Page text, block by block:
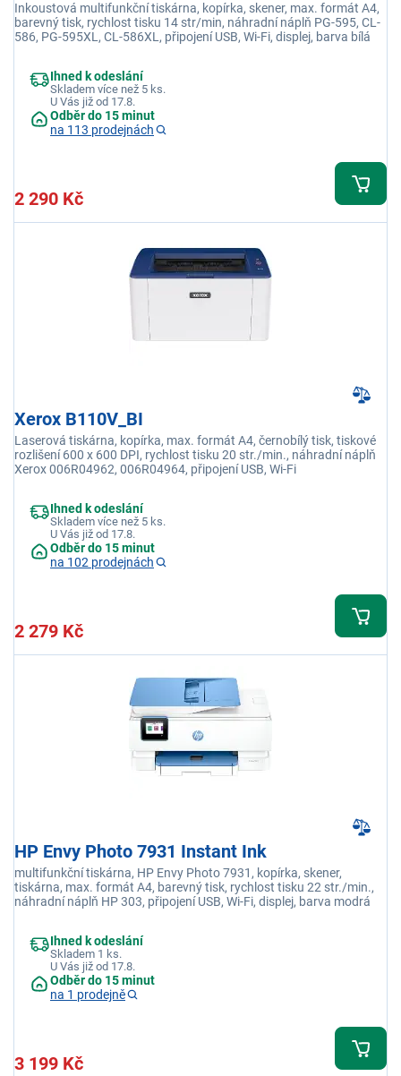
Inkoustová multifunkční tiskárna, kopírka, skener, max. formát A4,
barevný tisk, rychlost tisku 14 str/min, náhradní náplň PG-595, CL-
586, PG-595XL, CL-586XL, připojení USB, Wi-Fi, displej, barva bílá
Ihned k odeslání
Skladem více než 5 ks.
U Vás již od 17.8.
Odběr do 15 minut
na 113 prodejnách
2 290 Kč
Xerox B110V_BI
Laserová tiskárna, kopírka, max. formát A4, černobílý tisk, tiskové
rozlišení 600 x 600 DPI, rychlost tisku 20 str./min., náhradní náplň
Xerox 006R04962, 006R04964, připojení USB, Wi-Fi
Ihned k odeslání
Skladem více než 5 ks.
U Vás již od 17.8.
Odběr do 15 minut
na 102 prodejnách
2 279 Kč
HP Envy Photo 7931 Instant Ink
multifunkční tiskárna, HP Envy Photo 7931, kopírka, skener,
tiskárna, max. formát A4, barevný tisk, rychlost tisku 22 str./min.,
náhradní náplň HP 303, připojení USB, Wi-Fi, displej, barva modrá
Ihned k odeslání
Skladem 1 ks.
U Vás již od 17.8.
Odběr do 15 minut
na 1 prodejně
3 199 Kč